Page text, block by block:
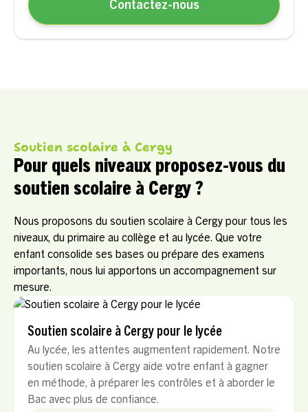
Contactez-nous
Soutien scolaire à Cergy
Pour quels niveaux proposez-vous du
soutien scolaire à Cergy ?
Nous proposons du soutien scolaire à Cergy pour tous les
niveaux, du primaire au collège et au lycée. Que votre
enfant consolide ses bases ou prépare des examens
importants, nous lui apportons un accompagnement sur
mesure.
Soutien scolaire à Cergy pour le lycée
Au lycée, les attentes augmentent rapidement. Notre
soutien scolaire à Cergy aide votre enfant à gagner
en méthode, à préparer les contrôles et à aborder le
Bac avec plus de confiance.